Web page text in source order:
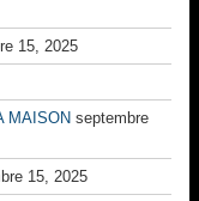
15, 2025
MAISON septembre
15, 2025